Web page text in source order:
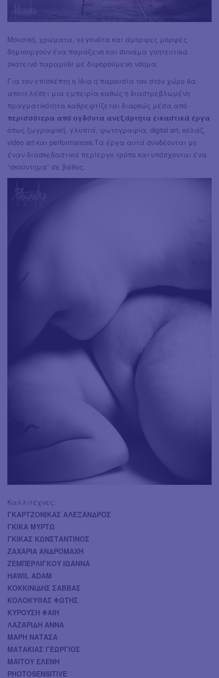
Μουσική, χρώματα, γεγονότα και άμορφες μορφές
δημιουργούν ένα παράξενο και συνάμα γοητευτικά
σκοτεινό παραμύθι με διφορούμενο νόημα.
Για τον επισκέπτη η ίδια η παρουσία του στον χώρο θα
αποτελέσει μια εμπειρία καθώς η διαστρεβλωμένη
πραγματικότητα καθρεφτίζεται διαρκώς μέσα από
περισσότερα από ογδόντα ανεξάρτητα εικαστικά έργα
όπως ζωγραφική, γλυπτά, φωτογραφία, digital art, κολάζ,
video art και performances.Τα έργα αυτά συνδέονται με
έναν διασκεδαστικά περίεργο τρόπο και υπόσχονται ένα
“σκούντημα” σε βάθος.
Καλλιτέχνες:
ΓΚΑΡΤΖΟΝΙΚΑΣ ΑΛΕΞΑΝΔΡΟΣ
ΓΚΙΚΑ ΜΥΡΤΩ
ΓΚΙΚΑΣ ΚΩΝΣΤΑΝΤΙΝΟΣ
ΖΑΧΑΡΙΑ ΑΝΔΡΟΜΑΧΗ
ΖΕΜΠΕΡΛΙΓΚΟΥ ΙΩΑΝΝΑ
HAWIL ADAM
ΚΟΚΚΙΝΙΔΗΣ ΣΑΒΒΑΣ
ΚΟΛΟΚΥΘΑΣ ΦΩΤΗΣ
ΚΥΡΟΥΣΗ ΦΑΙΗ
ΛΑΖΑΡΙΔΗ ΑΝΝA
ΜΑΡΗ ΝΑΤΑΣΑ
ΜΑΤΑΚΙΑΣ ΓΕΩΡΓΙΟΣ
ΜΑΪΤΟΥ ΕΛΕΝΗ
PHOTOSENSITIVE